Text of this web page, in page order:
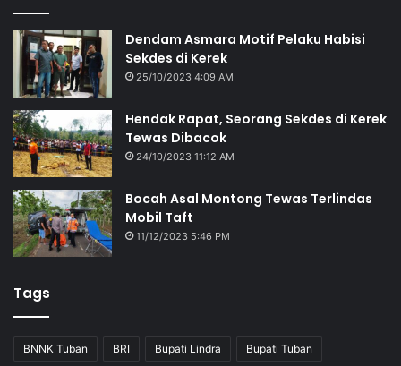
Dendam Asmara Motif Pelaku Habisi
Sekdes di Kerek
25/10/2023 4:09 AM
Hendak Rapat, Seorang Sekdes di Kerek
Tewas Dibacok
24/10/2023 11:12 AM
Bocah Asal Montong Tewas Terlindas
Mobil Taft
11/12/2023 5:46 PM
Tags
BNNK Tuban BRI Bupati Lindra Bupati Tuban